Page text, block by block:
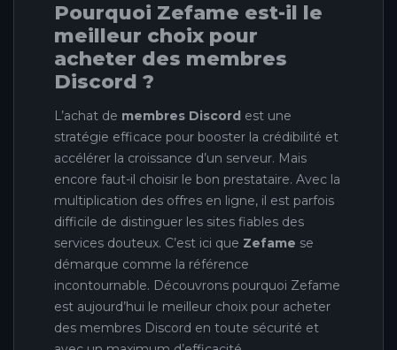
Pourquoi Zefame est-il le
meilleur choix pour
acheter des membres
Discord ?
L’achat de membres Discord est une
stratégie efficace pour booster la crédibilité et
accélérer la croissance d’un serveur. Mais
encore faut-il choisir le bon prestataire. Avec la
multiplication des offres en ligne, il est parfois
difficile de distinguer les sites fiables des
services douteux. C’est ici que Zefame se
démarque comme la référence
incontournable. Découvrons pourquoi Zefame
est aujourd’hui le meilleur choix pour acheter
des membres Discord en toute sécurité et